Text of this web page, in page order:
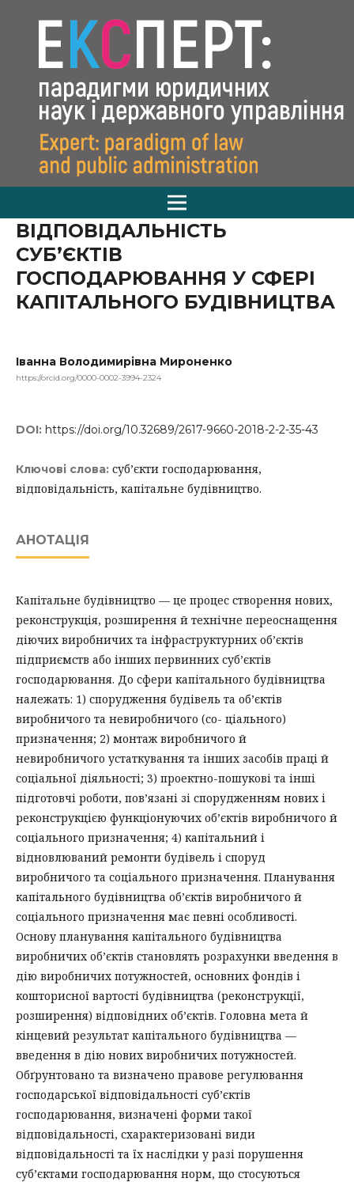
ВІДПОВІДАЛЬНІСТЬ
СУБ’ЄКТІВ
ГОСПОДАРЮВАННЯ У СФЕРІ
КАПІТАЛЬНОГО БУДІВНИЦТВА
Іванна Володимирівна Мироненко
https://orcid.org/0000-0002-3994-2324
DOI: https://doi.org/10.32689/2617-9660-2018-2-2-35-43
Ключові слова: суб’єкти господарювання,
відповідальність, капітальне будівництво.
АНОТАЦІЯ
Капітальне будівництво — це процес створення нових,
реконструкція, розширення й технічне переоснащення
діючих виробничих та інфраструктурних об’єктів
підприємств або інших первинних суб’єктів
господарювання. До сфери капітального будівництва
належать: 1) спорудження будівель та об’єктів
виробничого та невиробничого (со- ціального)
призначення; 2) монтаж виробничого й
невиробничого устаткування та інших засобів праці й
соціальної діяльності; 3) проектно-пошукові та інші
підготовчі роботи, пов’язані зі спорудженням нових і
реконструкцією функціонуючих об’єктів виробничого й
соціального призначення; 4) капітальний і
відновлюваний ремонти будівель і споруд
виробничого та соціального призначення. Планування
капітального будівництва об’єктів виробничого й
соціального призначення має певні особливості.
Основу планування капітального будівництва
виробничих об’єктів становлять розрахунки введення в
дію виробничих потужностей, основних фондів і
кошторисної вартості будівництва (реконструкції,
розширення) відповідних об’єктів. Головна мета й
кінцевий результат капітального будівництва —
введення в дію нових виробничих потужностей.
Обґрунтовано та визначено правове регулювання
господарської відповідальності суб’єктів
господарювання, визначені форми такої
відповідальності, схарактеризовані види
відповідальності та їх наслідки у разі порушення
суб’єктами господарювання норм, що стосуються